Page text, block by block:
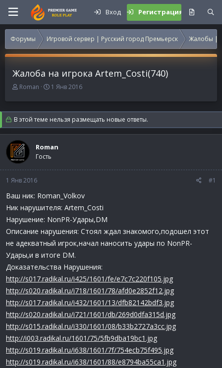
Вход Регистрация
Форумы Игровой сервер | Русский город Премьерск Жалобы |
Жалоба на игрока Artem_Costi(740)
А
т
о
р
т
е
м
ы
Roman
Д
т
а
н
а
а
л
1 Янв 2016
В этой теме нельзя размещать новые ответы.
Roman
Гость
1 Янв 2016 #1
Ваш ник: Roman_Volkov
Ник нарушителя: Artem_Costi
Нарушение: NonPR-Удары,DM
Описание нарушения: Стоял ждал знакомого,подошел этот
не адекватный игрок,начал наносить удары по NonPR-
Удары,и в итоге DM.
Доказательства Нарушения:
http://s017.radikal.ru/i425/1601/fe/e7c7c220f105.jpg
http://s020.radikal.ru/i718/1601/78/afd0e2852f12.jpg
http://s017.radikal.ru/i432/1601/13/dfb82142bdf3.jpg
http://s020.radikal.ru/i721/1601/db/269d0dfa315d.jpg
http://s015.radikal.ru/i330/1601/08/b33b2727a3cc.jpg
http://i003.radikal.ru/1601/75/5fb9dba19bc1.jpg
http://s019.radikal.ru/i638/1601/7f/754ecb75f495.jpg
http://s019.radikal.ru/i638/1601/88/e8794ba55ca1.jpg